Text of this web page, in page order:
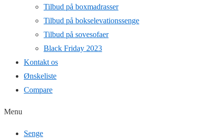
Tilbud på boxmadrasser
Tilbud på bokselevationssenge
Tilbud på sovesofaer
Black Friday 2023
Kontakt os
Ønskeliste
Compare
Menu
Senge